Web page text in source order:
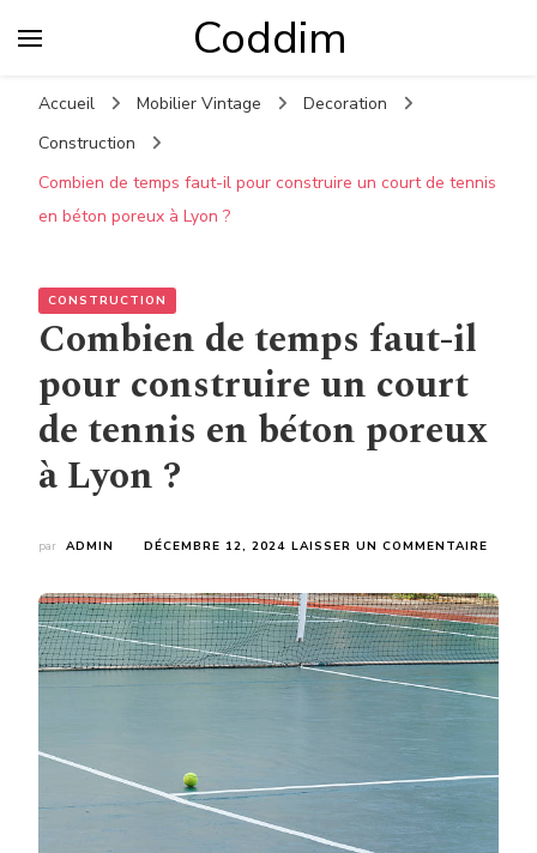
Coddim
Accueil Mobilier Vintage
Decoration
Construction
Combien de temps faut-il pour construire un court de tennis
en béton poreux à Lyon ?
CONSTRUCTION
Combien de temps faut-il
pour construire un court
de tennis en béton poreux
à Lyon ?
par ADMIN DÉCEMBRE 12, 2024 LAISSER UN COMMENTAIRE
TEMPS
FAUT-
IL